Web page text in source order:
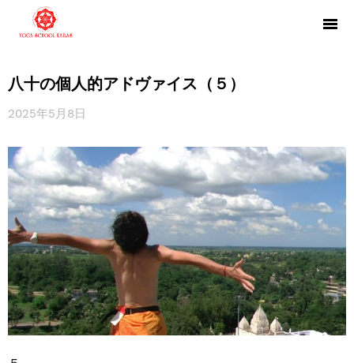
八十の個人的アドヴァイス（５）
2025年5月8日